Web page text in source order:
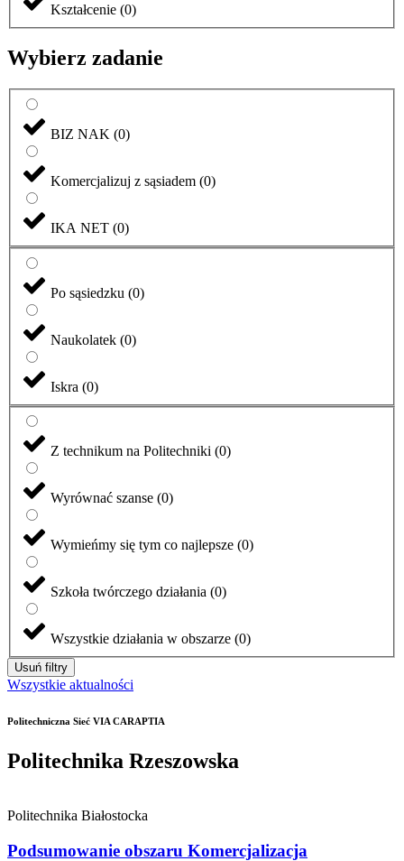
Kształcenie (0)
Wybierz zadanie
BIZ NAK (0)
Komercjalizuj z sąsiadem (0)
IKA NET (0)
Po sąsiedzku (0)
Naukolatek (0)
Iskra (0)
Z technikum na Politechniki (0)
Wyrównać szanse (0)
Wymieńmy się tym co najlepsze (0)
Szkoła twórczego działania (0)
Wszystkie działania w obszarze (0)
Usuń filtry
Wszystkie aktualności
Politechniczna Sieć VIA CARAPTIA
Politechnika Rzeszowska
Politechnika Białostocka
Podsumowanie obszaru Komercjalizacja